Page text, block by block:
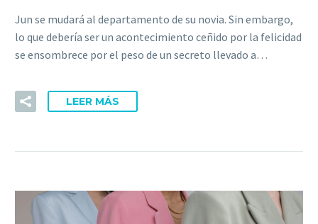
Jun se mudará al departamento de su novia. Sin embargo,
lo que debería ser un acontecimiento ceñido por la felicidad
se ensombrece por el peso de un secreto llevado a…
LEER MÁS